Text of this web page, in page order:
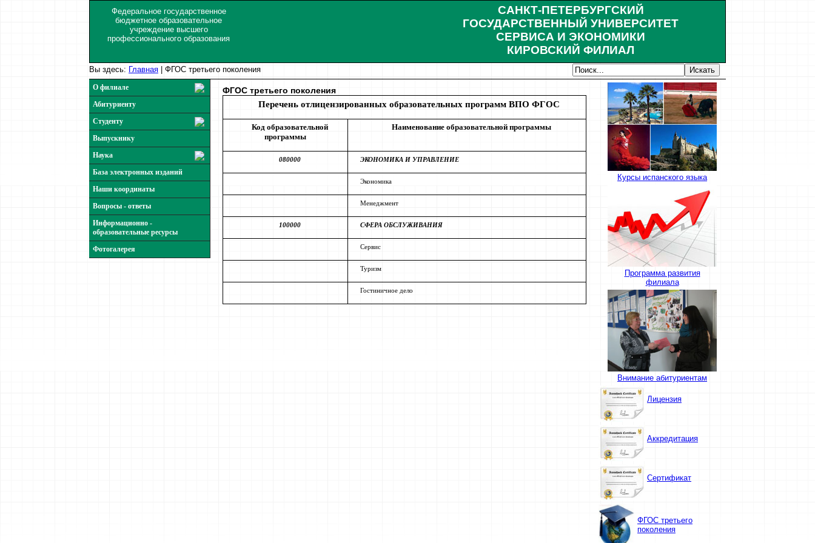
Федеральное государственное
бюджетное образовательное
учреждение высшего
профессионального образования
САНКТ-ПЕТЕРБУРГСКИЙ
ГОСУДАРСТВЕННЫЙ УНИВЕРСИТЕТ
СЕРВИСА И ЭКОНОМИКИ
КИРОВСКИЙ ФИЛИАЛ
Вы здесь: Главная ФГОС третьего поколения
О филиале
Абитуриенту
Студенту
Выпускнику
Наука
База электронных изданий
Наши координаты
Вопросы - ответы
Информационно -
образовательные ресурсы
Фотогалерея
ФГОС третьего поколения
Перечень отлицензированных образовательных программ ВПО ФГОС
Код образовательной
программы
Наименование образовательной программы
080000 ЭКОНОМИКА И УПРАВЛЕНИЕ
Экономика
Менеджмент
100000 СФЕРА ОБСЛУЖИВАНИЯ
Сервис
Туризм
Гостиничное дело
Курсы испанского языка
Программа развития
филиала
Внимание абитуриентам
Лицензия
Аккредитация
Сертификат
ФГОС третьего
поколения